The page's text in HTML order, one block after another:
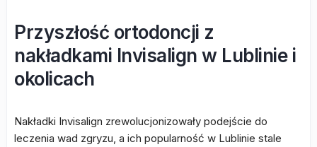
Przyszłość ortodoncji z
nakładkami Invisalign w Lublinie i
okolicach
Nakładki Invisalign zrewolucjonizowały podejście do
leczenia wad zgryzu, a ich popularność w Lublinie stale